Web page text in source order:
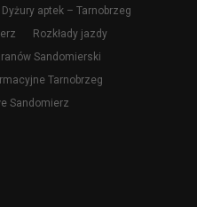
Dyżury aptek – Tarnobrzeg
Rozkłady jazdy
Sandomierski
Tarnobrzeg
Sandomierz